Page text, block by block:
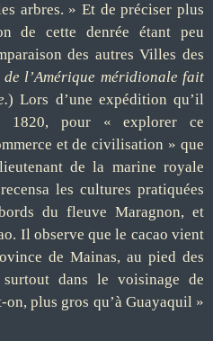
arbres. » Et de préciser plus
de cette denrée étant peu
des autres Villes des
de l’Amérique méridionale fait
) Lors d’une expédition qu’il
1820, pour « explorer ce
et de civilisation » que
de la marine royale
les cultures pratiquées
dufleuve Maragnon, et
Il observe que le cacao vient
de Mainas, au pied des
dans le voisinage de
on, plus gros qu’à Guayaquil »